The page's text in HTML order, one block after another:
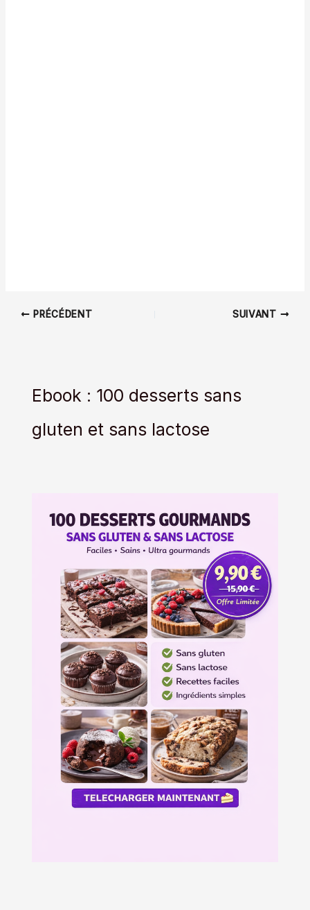
PRÉCÉDENT SUIVANT
Ebook : 100 desserts sans
gluten et sans lactose